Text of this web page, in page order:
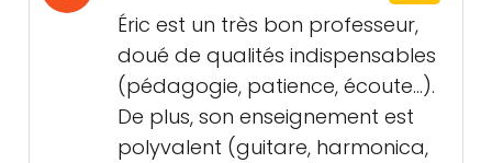
Éric est un très bon professeur,
doué de qualités indispensables
(pédagogie, patience, écoute...).
De plus, son enseignement est
polyvalent (guitare, harmonica,